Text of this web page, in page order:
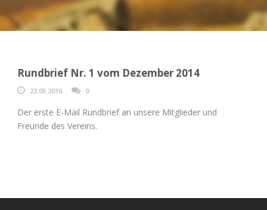
Rundbrief Nr. 1 vom Dezember 2014
22.05.2016 0
Der erste E-Mail Rundbrief an unsere Mitglieder und
Freunde des Vereins.